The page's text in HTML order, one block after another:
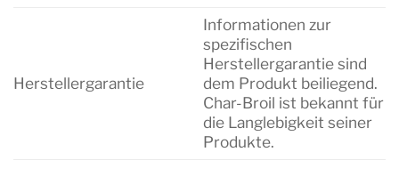
Herstellergarantie
Informationen zur
spezifischen
Herstellergarantie sind
dem Produkt beiliegend.
Char-Broil ist bekannt für
die Langlebigkeit seiner
Produkte.